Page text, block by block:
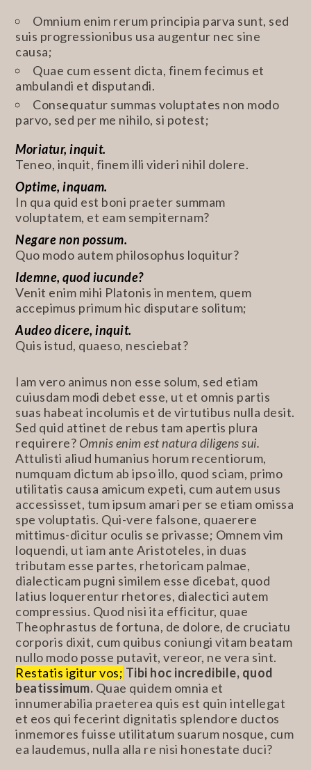
Omnium enim rerum principia parva sunt, sed
suis progressionibus usa augentur nec sine
causa;
Quae cum essent dicta, finem fecimus et
ambulandi et disputandi.
Consequatur summas voluptates non modo
parvo, sed per me nihilo, si potest;
Moriatur, inquit.
Teneo, inquit, finem illi videri nihil dolere.
Optime, inquam.
In qua quid est boni praeter summam
voluptatem, et eam sempiternam?
Negare non possum.
Quo modo autem philosophus loquitur?
Idemne, quod iucunde?
Venit enim mihi Platonis in mentem, quem
accepimus primum hic disputare solitum;
Audeo dicere, inquit.
Quis istud, quaeso, nesciebat?
Iam vero animus non esse solum, sed etiam
cuiusdam modi debet esse, ut et omnis partis
suas habeat incolumis et de virtutibus nulla desit.
Sed quid attinet de rebus tam apertis plura
requirere? Omnis enim est natura diligens sui.
Attulisti aliud humanius horum recentiorum,
numquam dictum ab ipso illo, quod sciam, primo
utilitatis causa amicum expeti, cum autem usus
accessisset, tum ipsum amari per se etiam omissa
spe voluptatis. Qui-vere falsone, quaerere
mittimus-dicitur oculis se privasse; Omnem vim
loquendi, ut iam ante Aristoteles, in duas
tributam esse partes, rhetoricam palmae,
dialecticam pugni similem esse dicebat, quod
latius loquerentur rhetores, dialectici autem
compressius. Quod nisi ita efficitur, quae
Theophrastus de fortuna, de dolore, de cruciatu
corporis dixit, cum quibus coniungi vitam beatam
nullo modo posse putavit, vereor, ne vera sint.
Restatis igitur vos; Tibi hoc incredibile, quod
beatissimum. Quae quidem omnia et
innumerabilia praeterea quis est quin intellegat
et eos qui fecerint dignitatis splendore ductos
inmemores fuisse utilitatum suarum nosque, cum
ea laudemus, nulla alla re nisi honestate duci?